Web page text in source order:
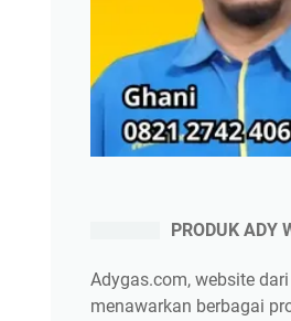
PRODUK ADY
Adygas.com, website
menawarkan berbagai